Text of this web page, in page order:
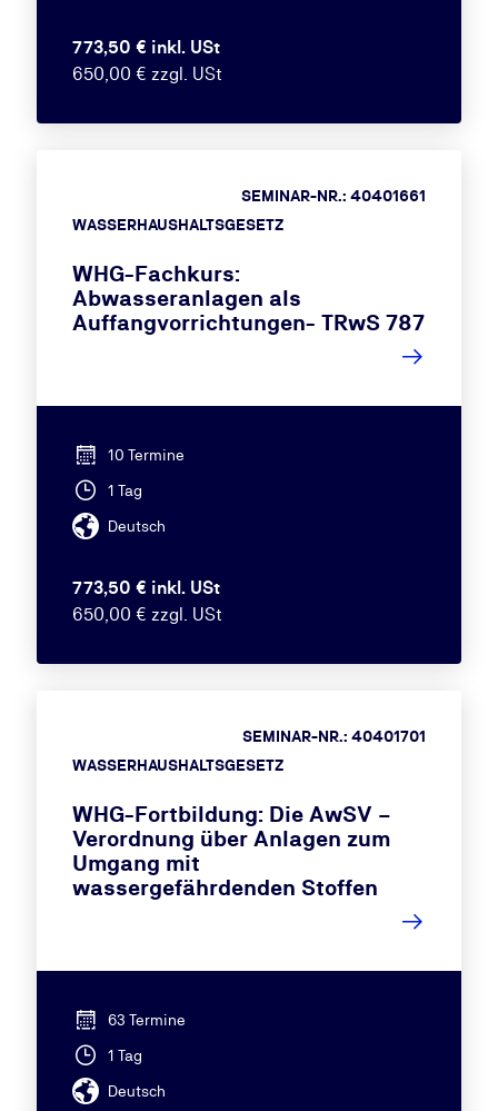
773,50 € inkl. USt
650,00 € zzgl. USt
WASSERHAUSHALTSGESETZ
SEMINAR-NR.: 40401661
WHG-Fachkurs:
Abwasseranlagen als
Auffangvorrichtungen- TRwS 787
10 Termine
1 Tag
Deutsch
773,50 € inkl. USt
650,00 € zzgl. USt
WASSERHAUSHALTSGESETZ
SEMINAR-NR.: 40401701
WHG-Fortbildung: Die AwSV –
Verordnung über Anlagen zum
Umgang mit
wassergefährdenden Stoffen
63 Termine
1 Tag
Deutsch